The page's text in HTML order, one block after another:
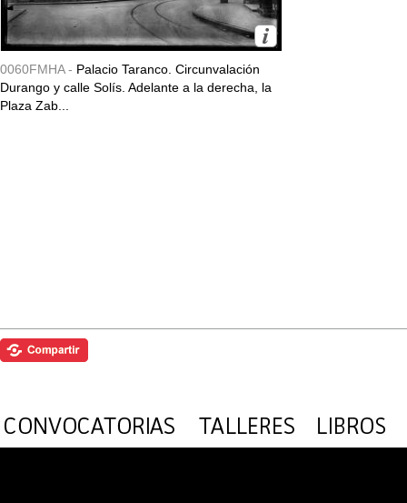
0060FMHA - Palacio Taranco. Circunvalación
Durango y calle Solís. Adelante a la derecha, la
Plaza Zab...